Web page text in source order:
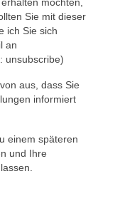
Sie mit dieser
ich Sie sich
an
unsubscribe)
aus, dass Sie
informiert
einem späteren
und Ihre